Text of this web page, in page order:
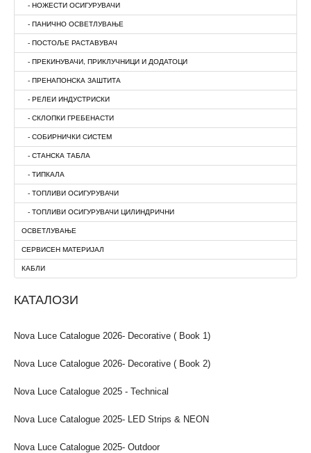
- НОЖЕСТИ ОСИГУРУВАЧИ
- ПАНИЧНО ОСВЕТЛУВАЊЕ
- ПОСТОЉЕ РАСТАВУВАЧ
- ПРЕКИНУВАЧИ, ПРИКЛУЧНИЦИ И ДОДАТОЦИ
- ПРЕНАПОНСКА ЗАШТИТА
- РЕЛЕИ ИНДУСТРИСКИ
- СКЛОПКИ ГРЕБЕНАСТИ
- СОБИРНИЧКИ СИСТЕМ
- СТАНСКА ТАБЛА
- ТИПКАЛА
- ТОПЛИВИ ОСИГУРУВАЧИ
- ТОПЛИВИ ОСИГУРУВАЧИ ЦИЛИНДРИЧНИ
ОСВЕТЛУВАЊЕ
СЕРВИСЕН МАТЕРИЈАЛ
КАБЛИ
КАТАЛОЗИ
Nova Luce Catalogue 2026- Decorative ( Book 1)
Nova Luce Catalogue 2026- Decorative ( Book 2)
Nova Luce Catalogue 2025 - Technical
Nova Luce Catalogue 2025- LED Strips & NEON
Nova Luce Catalogue 2025- Outdoor